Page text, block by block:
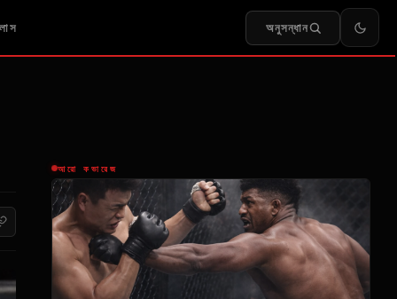
অনুসন্ধান
আরো কভারেজ